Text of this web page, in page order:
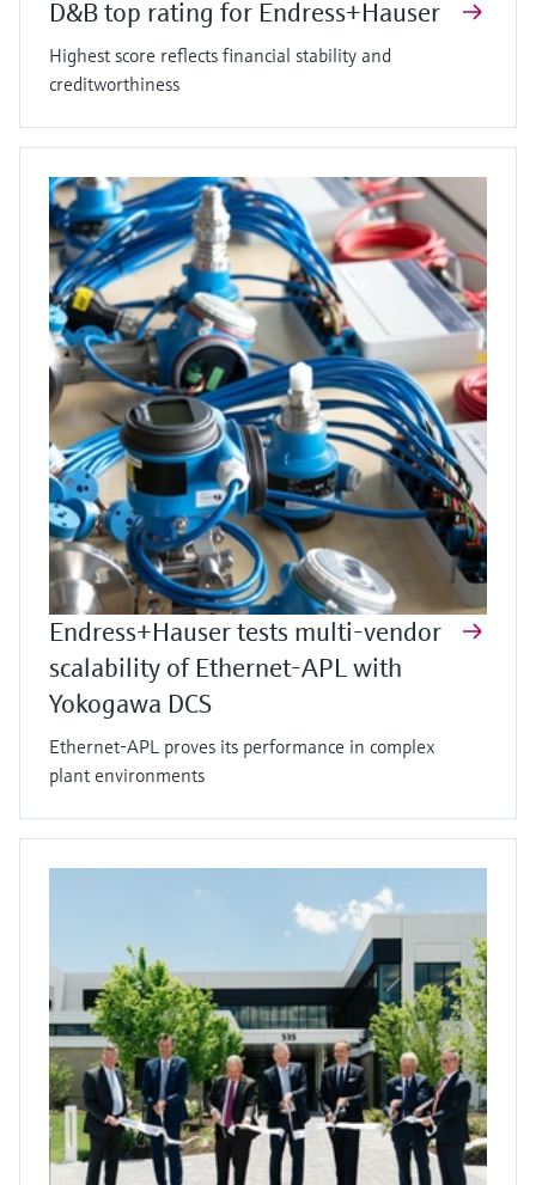
D&B top rating for Endress+Hauser
Highest score reflects financial stability and
creditworthiness
Endress+Hauser tests multi-vendor
scalability of Ethernet-APL with
Yokogawa DCS
Ethernet-APL proves its performance in complex
plant environments